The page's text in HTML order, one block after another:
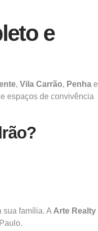
e
, Vila Carrão, Penhae
espaços de convivência
sua família. A Arte Realty